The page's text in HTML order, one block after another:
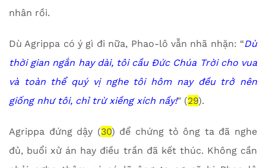
nhân rồi.
Dù Agrippa có ý gì đi nữa, Phao-lô vẫn nhã nhặn: “Dù
thời gian ngắn hay dài, tôi cầu Đức Chúa Trời cho vua
và toàn thể quý vị nghe tôi hôm nay đều trở nên
giống như tôi, chỉ trừ xiềng xích nầy!” (29).
Agrippa đứng dậy (30) để chứng tỏ ông ta đã nghe
đủ, buổi xử án hay điều trần đã kết thúc. Không cần